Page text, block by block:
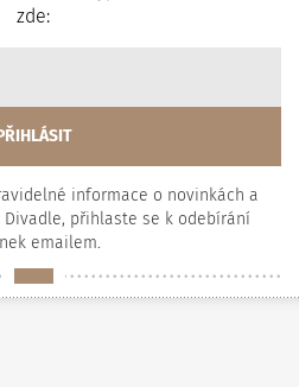
zde:
informace o novinkách a
přihlaste se k odebírání
emailem.